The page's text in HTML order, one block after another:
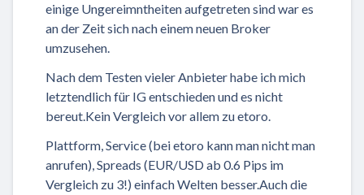
einige Ungereimntheiten aufgetreten sind war es
an der Zeit sich nach einem neuen Broker
umzusehen.
Nach dem Testen vieler Anbieter habe ich mich
letztendlich für IG entschieden und es nicht
bereut.Kein Vergleich vor allem zu etoro.
Plattform, Service (bei etoro kann man nicht man
anrufen), Spreads (EUR/USD ab 0.6 Pips im
Vergleich zu 3!) einfach Welten besser.Auch die